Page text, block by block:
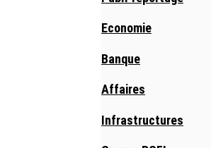
Economie
Banque
Affaires
Infrastructures